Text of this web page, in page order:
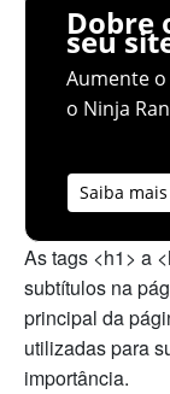
Dobre
seu
Aumente
o Ninja
Saiba
As tags <h1> a
subtítulos na
principal da
utilizadas para
importância.